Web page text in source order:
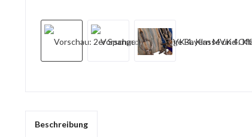
Beschreibung